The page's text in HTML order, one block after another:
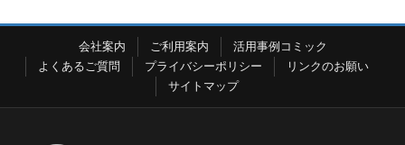
会社案内 ご利用案内
活用事例コミック
よくあるご質問
プライバシーポリシー
リンクのお願い
サイトマップ